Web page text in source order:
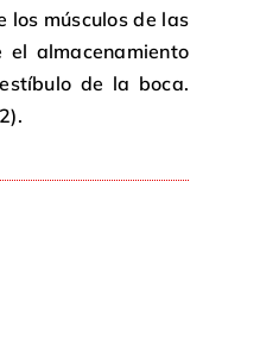
los músculos de las
el almacenamiento
de la boca.